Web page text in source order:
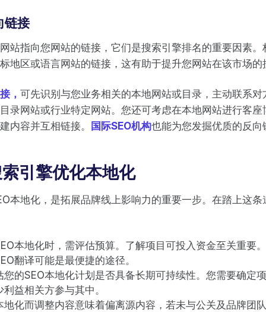
链接
站指向您网站的链接，它们是搜索引擎排名的重要因素
地区或语言网站的链接，这有助于提升您网站在该市场
， 可先识别与您业务相关的本地网站或目录，主动联系
录网站或行业特定网站。您还可考虑在本地网站进行客
内容并互相链接。
国际SEO机构也能为您发掘优质的反向
引擎优化本地化
本地化，是拓展品牌线上影响力的重要一步。在踏上这
本地化时，需评估预算。了解项目可投入资金至关重要
翻译可能是最便捷的途径。
您的SEO本地化计划是否具备长期可持续性。您需要确定
益相关方参与其中。
地化而调整内容意味着偏离源内容，若未与公关及品牌团